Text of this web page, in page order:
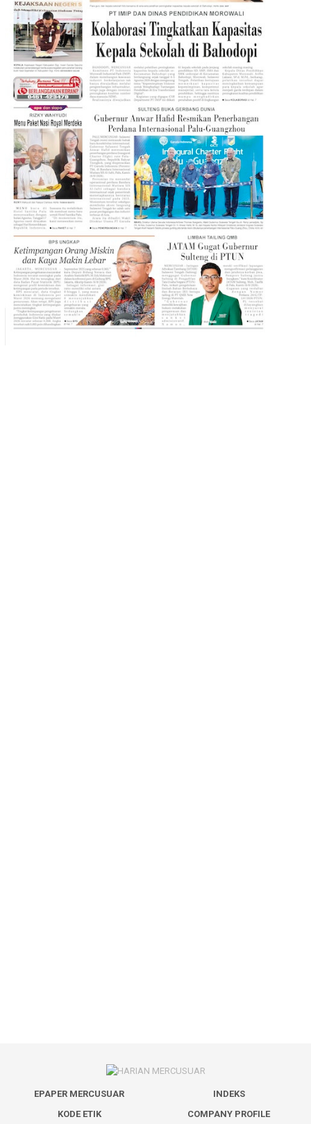
EPAPER MERCUSUAR
INDEKS
KODE ETIK
COMPANY PROFILE